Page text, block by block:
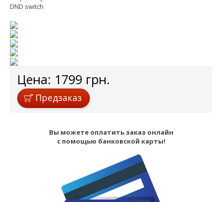
DND switch
Цена: 1799 грн.
Предзаказ
Вы можете оплатить заказ онлайн
с помощью банковской карты!